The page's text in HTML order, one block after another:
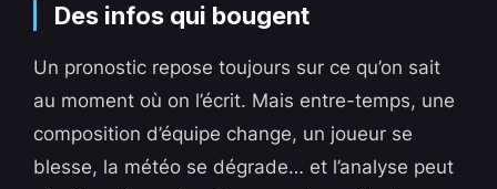
Des infos qui bougent
Un pronostic repose toujours sur ce qu’on sait
au moment où on l’écrit. Mais entre-temps, une
composition d’équipe change, un joueur se
blesse, la météo se dégrade… et l’analyse peut